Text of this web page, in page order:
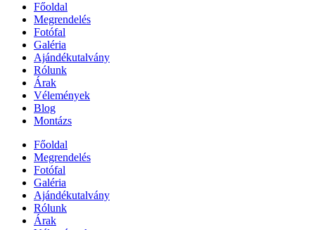
Főoldal
Megrendelés
Fotófal
Galéria
Ajándékutalvány
Rólunk
Árak
Vélemények
Blog
Montázs
Főoldal
Megrendelés
Fotófal
Galéria
Ajándékutalvány
Rólunk
Árak